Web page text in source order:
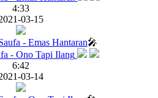
4:33
03-15
- Emas Hantaran🎤
6:42
03-14